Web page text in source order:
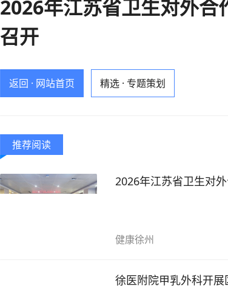
2026年江苏省卫生对外
召开
返回 · 网站首页 精选 · 专题策划
推荐阅读
2026年江苏省卫生对
健康徐州
徐医附院甲乳外科开